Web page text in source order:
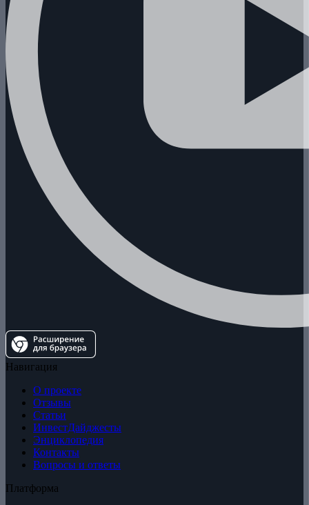
Навигация
О проекте
Отзывы
Статьи
ИнвестДайджесты
Энциклопедия
Контакты
Вопросы и ответы
Платформа